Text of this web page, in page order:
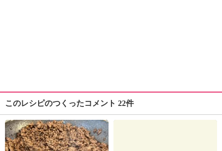
このレシピのつくったコメント 22件